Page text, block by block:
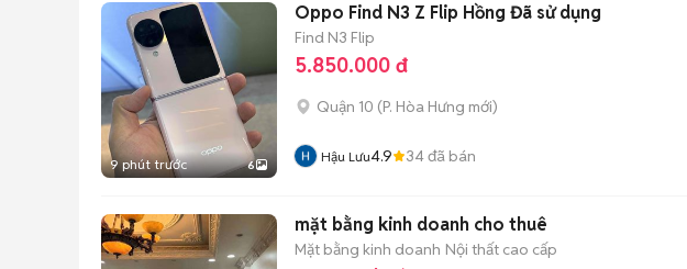
9 phút trước 6
Oppo Find N3 Z Flip Hồng Đã sử dụng
Find N3 Flip
5.850.000 đ
Quận 10 (P. Hòa Hưng mới)
Hậu Lưu4.9 34đã bán
mặt bằng kinh doanh cho thuê
Mặt bằng kinh doanh Nội thất cao cấp